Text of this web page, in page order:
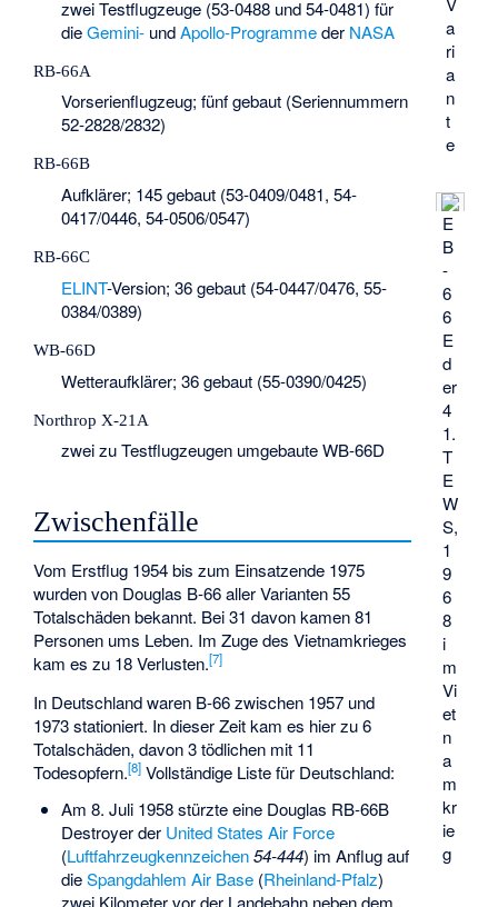
a
ri
a
n
t
e
E
B
-
6
6
E
d
er
4
1.
T
E
W
S,
1
9
6
8
i
m
Vi
et
n
a
m
kr
ie
g
zwei Testflugzeuge (53-0488 und 54-0481) für
dieGemini-undApollo-Programmeder NASA
RB-66A
Vorserienflugzeug; fünf gebaut (Seriennummern
52-2828/2832)
RB-66B
Aufklärer; 145 gebaut (53-0409/0481, 54-
0417/0446, 54-0506/0547)
RB-66C
ELINT-Version; 36 gebaut (54-0447/0476, 55-
0384/0389)
WB-66D
Wetteraufklärer; 36 gebaut (55-0390/0425)
Northrop X-21A
zwei zu Testflugzeugen umgebaute WB-66D
Zwischenfälle
Vom Erstflug 1954 bis zum Einsatzende 1975
wurden von Douglas B-66 aller Varianten 55
Totalschäden bekannt. Bei 31 davon kamen 81
Personen ums Leben. Im Zuge des Vietnamkrieges
kam es zu 18 Verlusten.[7]
In Deutschland waren B-66 zwischen 1957 und
1973 stationiert. In dieser Zeit kam es hier zu 6
Totalschäden, davon 3 tödlichen mit 11
Todesopfern.[8] Vollständige Liste für Deutschland:
Am 8. Juli 1958 stürzte eine Douglas RB-66B
Destroyer der United States Air Force
(Luftfahrzeugkennzeichen 54-444) im Anflug auf
dieSpangdahlem Air Base(Rheinland-Pfalz)
zwei Kilometer vor der Landebahn neben dem